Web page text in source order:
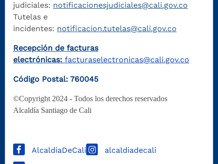
judiciales: notificacionesjudiciales@cali.gov.co
Tutelas e
incidentes: notificacion.tutelas@cali.gov.co
Recepción de facturas
electrónicas: facturaselectronicas@cali.gov.co
Código Postal: 760045
©Copyright 2024 - Todos los derechos reservados
Alcaldía Santiago de Cali
AlcaldiaDeCali alcaldiadecali